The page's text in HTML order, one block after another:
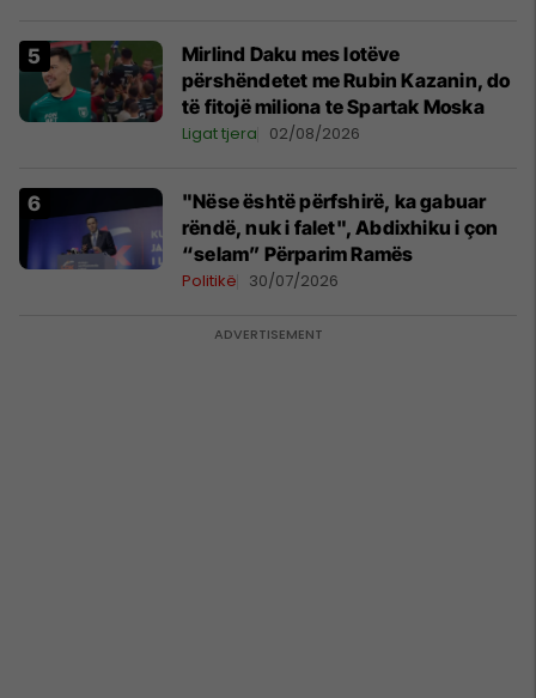
Mirlind Daku mes lotëve
përshëndetet me Rubin Kazanin, do
të fitojë miliona te Spartak Moska
Ligat tjera 02/08/2026
"Nëse është përfshirë, ka gabuar
rëndë, nuk i falet", Abdixhiku i çon
“selam” Përparim Ramës
Politikë 30/07/2026